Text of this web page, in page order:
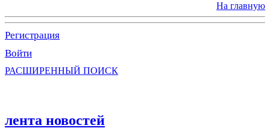
На главную
Регистрация
Войти
РАСШИРЕННЫЙ ПОИСК
лента новостей